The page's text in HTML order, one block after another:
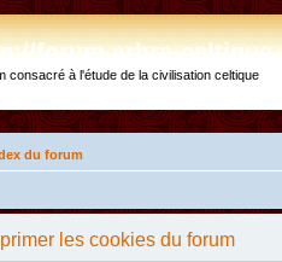
forum.arbre-
consacré à l'étude de la civilisation celtique
du forum
les cookies du forum